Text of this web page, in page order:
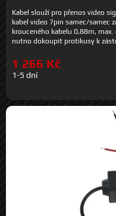
Kabel slouží pro přenos video
kabel video 7pin samec/samec
krouceného kabelu 0,88m,
nutno dokoupit protikusy k
1 266 Kč
1-5 dní